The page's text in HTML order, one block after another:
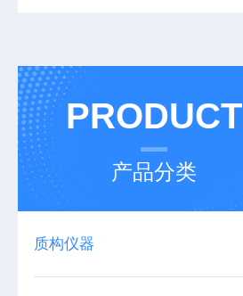
PRODUCT
产品分类
质构仪器